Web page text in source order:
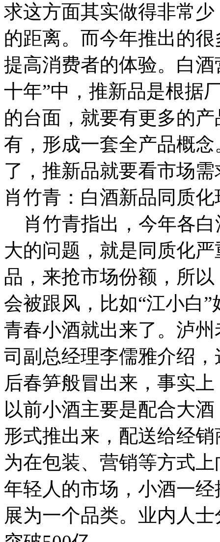
求这方面其实做得非常
的距离。而今年推出的
提高消费者的体验。 白
十年”中，推新品是根据
的台面，就要有更多的
有，形成一套全产品概
了，推新品就要看市场
肖竹青：白酒新品同质
肖竹青指出，今年各白
大的问题，就是同质化
品，来抢市场份额，所
会被跟风，比如“江小白
青春小酒就出来了。 泸州
司副总经理李儒雅介绍
后春笋般冒出来，事实
以前小酒主要是配合大酒
形式推出来，配送给经
为在包装、营销等方式
年轻人的市场，小酒一
展为一个品类。业内人